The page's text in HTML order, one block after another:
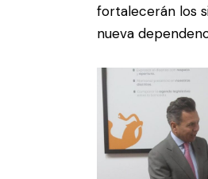
fortalecerán los
nueva